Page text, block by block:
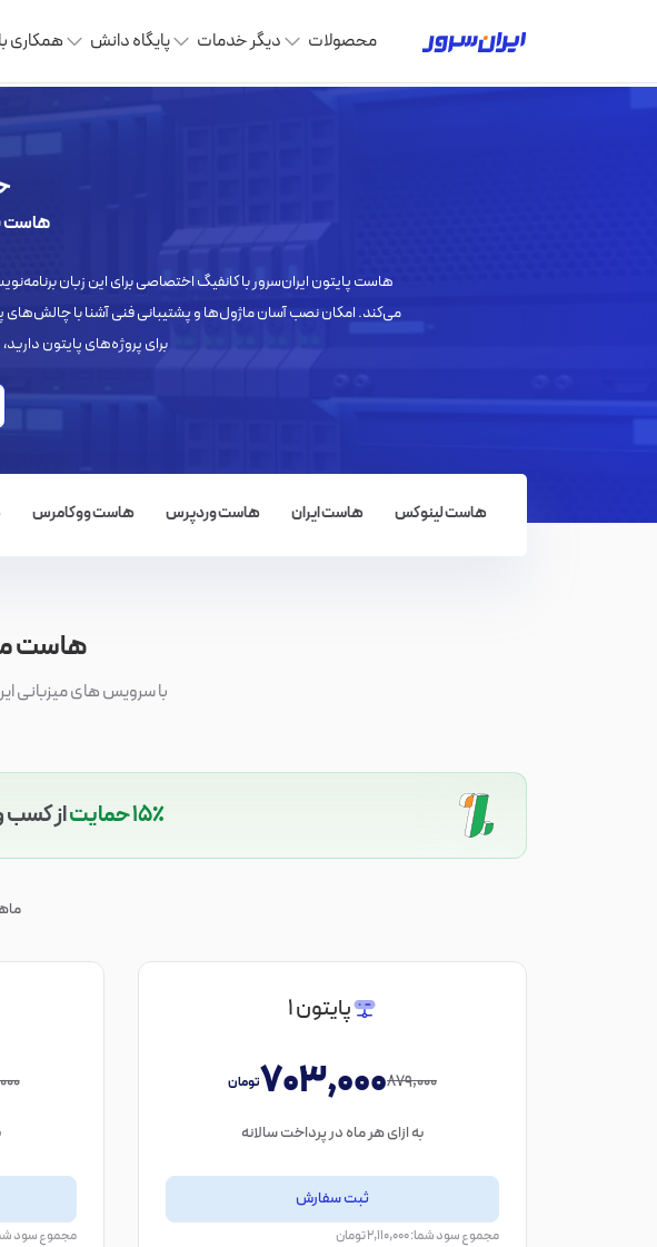
محصولات دیگر خدمات پایگاه دانش همکاری
هاست
می‌کند. امکان نصب آسان ماژول‌ها و پشتیبانی فنی آشنا با
برای پروژه‌های پایتون
هاست لینوکس هاست ایران هاست وردپرس هاست ووکامرس
هاست
با سرویس های میزبانی
۱۵٪ حمایت از کسب
پایتون 1
879,000
703,000تومان
به ازای هر ماه در پرداخت سالانه
ثبت سفارش
مجموع سود شما: 2,110,000 تومان مجموع سود شما: 2,484,000